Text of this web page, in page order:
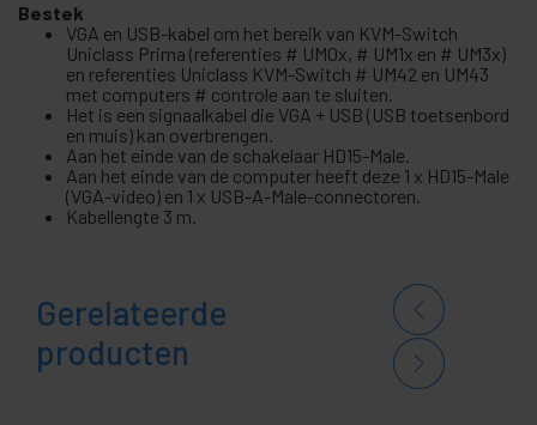
Bestek
VGA en USB-kabel om het bereik van KVM-Switch
Uniclass Prima (referenties # UM0x, # UM1x en # UM3x)
en referenties Uniclass KVM-Switch # UM42 en UM43
met computers # controle aan te sluiten.
Het is een signaalkabel die VGA + USB (USB toetsenbord
en muis) kan overbrengen.
Aan het einde van de schakelaar HD15-Male.
Aan het einde van de computer heeft deze 1 x HD15-Male
(VGA-video) en 1 x USB-A-Male-connectoren.
Kabellengte 3 m.
Gerelateerde
producten